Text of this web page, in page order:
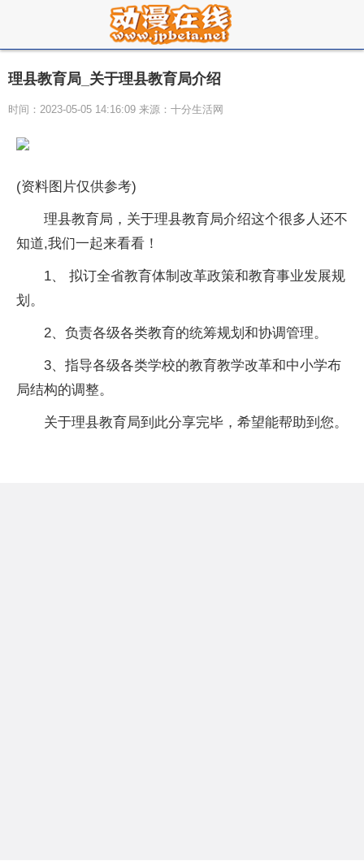
理县教育局_关于理县教育局介绍
时间：2023-05-05 14:16:09 来源：十分生活网
(资料图片仅供参考)
理县教育局，关于理县教育局介绍这个很多人还不
知道,我们一起来看看！
1、 拟订全省教育体制改革政策和教育事业发展规
划。
2、负责各级各类教育的统筹规划和协调管理。
3、指导各级各类学校的教育教学改革和中小学布
局结构的调整。
关于理县教育局到此分享完毕，希望能帮助到您。